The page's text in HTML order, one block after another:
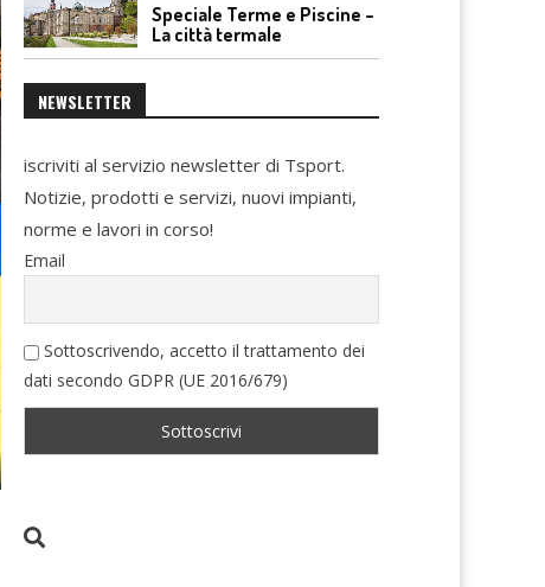
Speciale Terme e Piscine –
La città termale
NEWSLETTER
iscriviti al servizio newsletter di Tsport.
Notizie, prodotti e servizi, nuovi impianti,
norme e lavori in corso!
Email
Sottoscrivendo, accetto il trattamento dei
dati secondo GDPR (UE 2016/679)